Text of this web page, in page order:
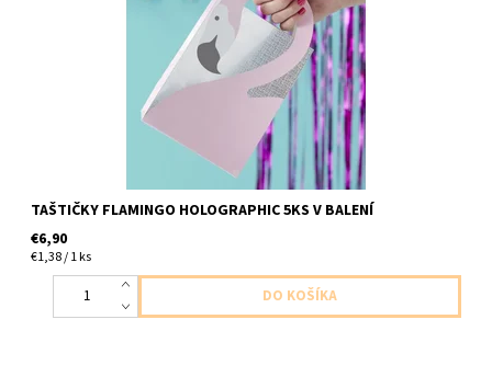
TAŠTIČKY FLAMINGO HOLOGRAPHIC 5KS V BALENÍ
€6,90
€1,38 / 1 ks